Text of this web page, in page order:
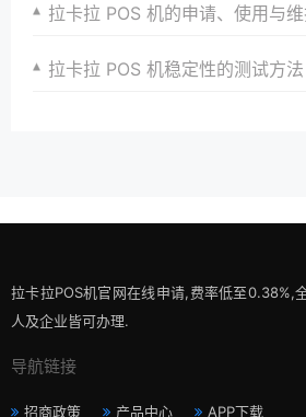
拉卡拉 POS 机的申请、使用与
拉卡拉 POS 机稳定性的测试方法
拉卡拉POS机官网在线申请,费率低至0.38%,
人及企业皆可办理.
导航链接
招商政策 产品中心 APP下载